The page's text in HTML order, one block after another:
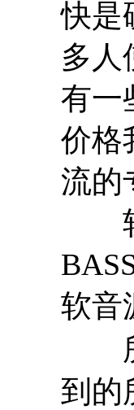
快是
多人
有一
价格
流的
软
软音
到的